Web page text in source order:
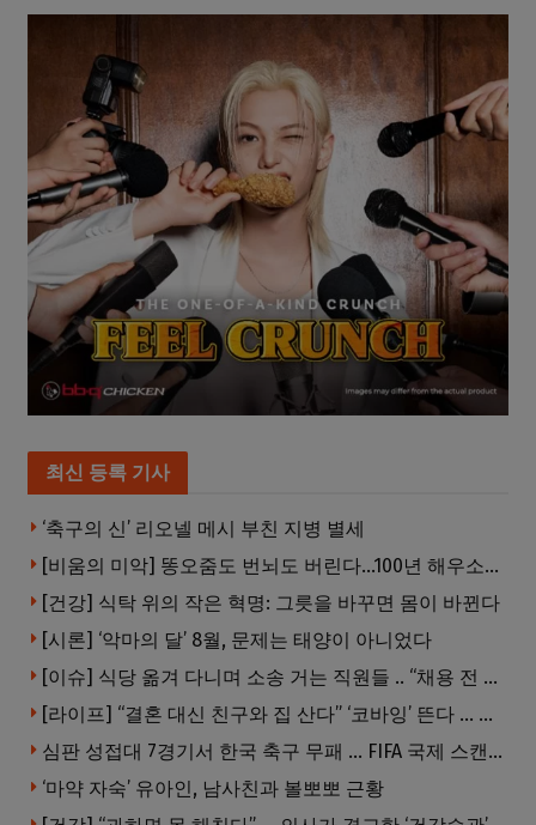
최신 등록 기사
‘축구의 신’ 리오넬 메시 부친 지병 별세
[비움의 미악] 똥오줌도 번뇌도 버린다…100년 해우소의 철학
[건강] 식탁 위의 작은 혁명: 그릇을 바꾸면 몸이 바뀐다
[시론] ‘악마의 달’ 8월, 문제는 태양이 아니었다
[이슈] 식당 옮겨 다니며 소송 거는 직원들 .. “채용 전 반드시 확인해야”
[라이프] “결혼 대신 친구와 집 산다” ‘코바잉’ 뜬다 … 내 집 마련 공식 바뀌었다
심판 성접대 7경기서 한국 축구 무패 … FIFA 국제 스캔들 번지나
‘마약 자숙’ 유아인, 남사친과 볼뽀뽀 근황